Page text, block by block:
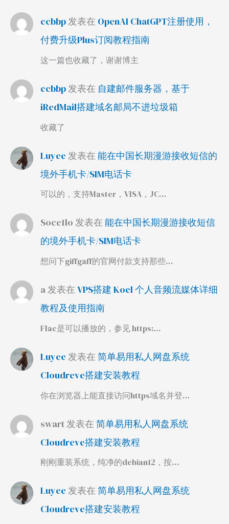
ccbbp发表在 OpenAI ChatGPT注册使用，
付费升级Plus订阅教程指南
这一篇也收藏了，谢谢博主
ccbbp发表在 自建邮件服务器，基于
iRedMail搭建域名邮局不进垃圾箱
收藏了
Luyee 发表在 能在中国长期漫游接收短信的
境外手机卡/SIM电话卡
可以的，支持Master，VISA，JC…
Soce1lo 发表在能在中国长期漫游接收短信
的境外手机卡/SIM电话卡
想问下giffgaff的官网付款支持那些…
a发表在VPS搭建 Koel 个人音频流媒体详细
教程及使用指南
Flac是可以播放的，参见 https:…
Luyee 发表在 简单易用私人网盘系统
Cloudreve搭建安装教程
你在浏览器上能直接访问https域名并登…
swart发表在 简单易用私人网盘系统
Cloudreve搭建安装教程
刚刚重装系统，纯净的debian12，按…
Luyee 发表在简单易用私人网盘系统
Cloudreve搭建安装教程